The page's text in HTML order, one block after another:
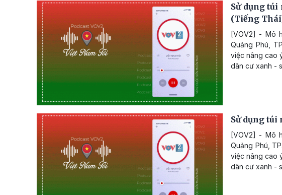
Sử dụng
(Tiếng
[VOV2] - Mô
Quảng Phú,
việc nâng cao
dân cư xanh -
Sử dụng
[VOV2] - Mô
Quảng Phú,
việc nâng cao
dân cư xanh -